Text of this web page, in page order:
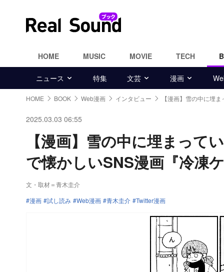
HOME MUSIC MOVIE TECH
ニュース 特集 文芸 漫画
HOME BOOK Web漫画 インタビュー 【漫画】雪の中に埋
2025.03.03 06:55
【漫画】雪の中に埋まっ
で懐かしいSNS漫画『冷凍
文・取材＝青木圭介
漫画
試し読み Web漫画 青木圭介 Twitter漫画